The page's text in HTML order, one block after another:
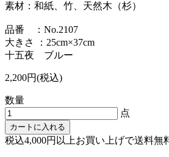
素材：和紙、竹、天然木（杉）
品番 ：No.2107
大きさ ：25cm×37cm
十五夜 ブルー
2,200円(税込)
数量
点
カートに入れる
税込4,000円以上お買い上げで送料無